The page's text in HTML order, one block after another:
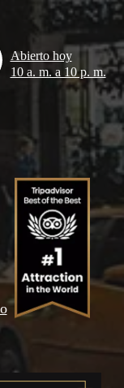
Abierto hoy
10 a. m. a 10 p. m.